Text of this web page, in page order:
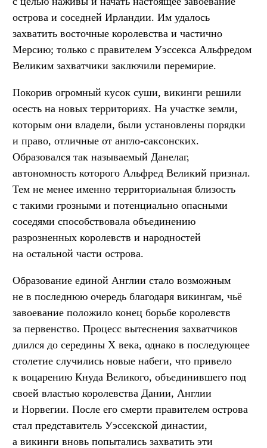
острова и соседней Ирландии. Им удалось
захватить восточные королевства и частично
Мерсию; только с правителем Уэссекса Альфредом
Великим захватчики заключили перемирие.
Покорив огромный кусок суши, викинги решили
осесть на новых территориях. На участке земли,
которым они владели, были установлены порядки
и право, отличные от англо-саксонских.
Образовался так называемый Данелаг,
автономность которого Альфред Великий признал.
Тем не менее именно территориальная близость
с такими грозными и потенциально опасными
соседями способствовала объединению
разрозненных королевств и народностей
на остальной части острова.
Образование единой Англии стало возможным
не в последнюю очередь благодаря викингам, чьё
завоевание положило конец борьбе королевств
за первенство. Процесс вытеснения захватчиков
длился до середины X века, однако в последующее
столетие случились новые набеги, что привело
к воцарению Кнуда Великого, объединившего под
своей властью королевства Дании, Англии
и Норвегии. После его смерти правителем острова
стал представитель Уэссекской династии,
а викинги вновь попытались захватить эти